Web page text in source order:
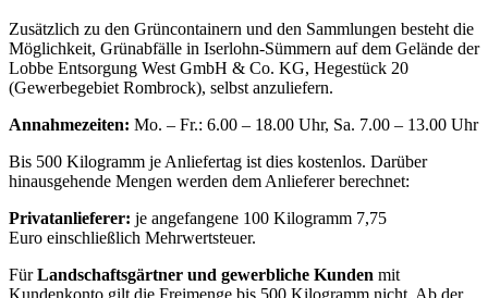
Zusätzlich zu den Grüncontainern und den Sammlungen besteht die
Möglichkeit, Grünabfälle in Iserlohn-Sümmern auf dem Gelände der
Lobbe Entsorgung West GmbH & Co. KG, Hegestück 20
(Gewerbegebiet Rombrock), selbst anzuliefern.
Annahmezeiten: Mo. – Fr.: 6.00 – 18.00 Uhr, Sa. 7.00 – 13.00 Uhr
Bis 500 Kilogramm je Anliefertag ist dies kostenlos. Darüber
hinausgehende Mengen werden dem Anlieferer berechnet:
Privatanlieferer: je angefangene 100 Kilogramm 7,75
Euro einschließlich Mehrwertsteuer.
FürLandschaftsgärtner und gewerbliche Kunden mit
Kundenkonto gilt die Freimenge bis 500 Kilogramm nicht. Ab der